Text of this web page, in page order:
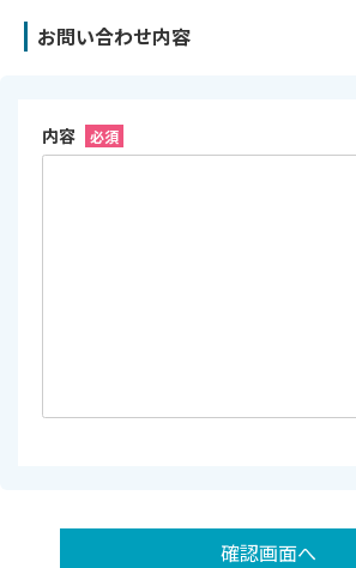
お問い合わせ内容
内容 必須
確認画面へ